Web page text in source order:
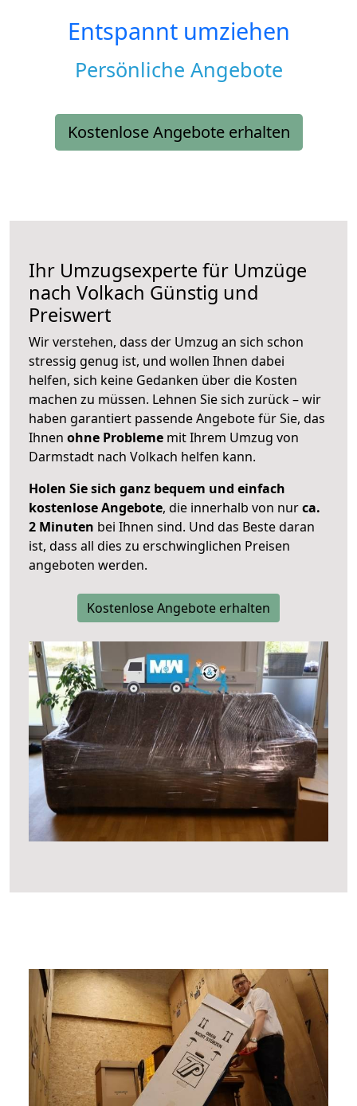
Entspannt umziehen
Persönliche Angebote
Kostenlose Angebote erhalten
Ihr Umzugsexperte für Umzüge
nach Volkach Günstig und
Preiswert
Wir verstehen, dass der Umzug an sich schon
stressig genug ist, und wollen Ihnen dabei
helfen, sich keine Gedanken über die Kosten
machen zu müssen. Lehnen Sie sich zurück – wir
haben garantiert passende Angebote für Sie, das
Ihnen ohne Probleme mit Ihrem Umzug von
Darmstadt nach Volkach helfen kann.
Holen Sie sich ganz bequem und einfach
kostenlose Angebote, die innerhalb von nurca.
2 Minuten bei Ihnen sind. Und das Beste daran
ist, dass all dies zu erschwinglichen Preisen
angeboten werden.
Kostenlose Angebote erhalten